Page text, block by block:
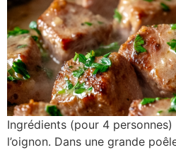
Ingrédients (pour 4
l’oignon. Dans une grande